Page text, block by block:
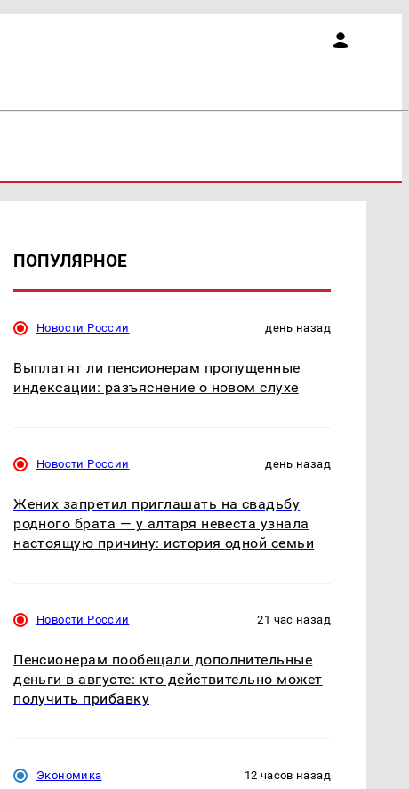
ПОПУЛЯРНОЕ
Новости России день назад
Выплатят ли пенсионерам пропущенные
индексации: разъяснение о новом слухе
Новости России день назад
Жених запретил приглашать на свадьбу
родного брата — у алтаря невеста узнала
настоящую причину: история одной семьи
Новости России 21 час назад
Пенсионерам пообещали дополнительные
деньги в августе: кто действительно может
получить прибавку
Экономика 12 часов назад